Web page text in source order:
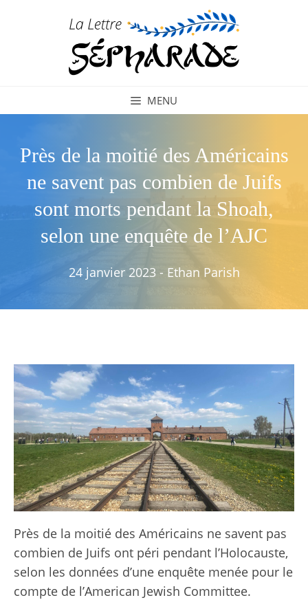
MENU
Près de la moitié des Américains
ne savent pas combien de Juifs
sont morts pendant la Shoah,
selon une enquête de l’AJC
24 janvier 2023 - Ethan Parish
Près de la moitié des Américains ne savent pas
combien de Juifs ont péri pendant l’Holocauste,
selon les données d’une enquête menée pour le
compte de l’American Jewish Committee.